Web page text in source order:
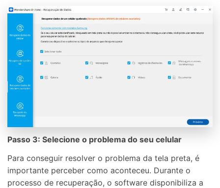
Passo 3: Selecione o problema do seu celular
Para conseguir resolver o problema da tela preta, é
importante perceber como aconteceu. Durante o
processo de recuperação, o software disponibiliza a